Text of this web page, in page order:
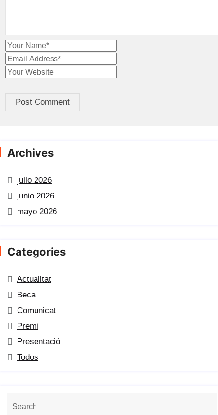
Post Comment
Archives
julio 2026
junio 2026
mayo 2026
Categories
Actualitat
Beca
Comunicat
Premi
Presentació
Todos